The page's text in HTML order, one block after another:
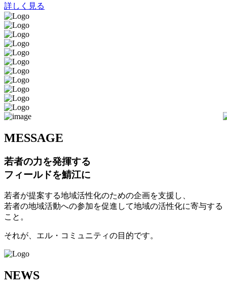
詳しく見る
MESSAGE
若者の力を発揮する
フィールドを鯖江に
若者が提案する地域活性化のための企画を支援し、
若者の地域活動への参加を促進して地域の活性化に寄与する
こと。
それが、エル・コミュニティの目的です。
NEWS